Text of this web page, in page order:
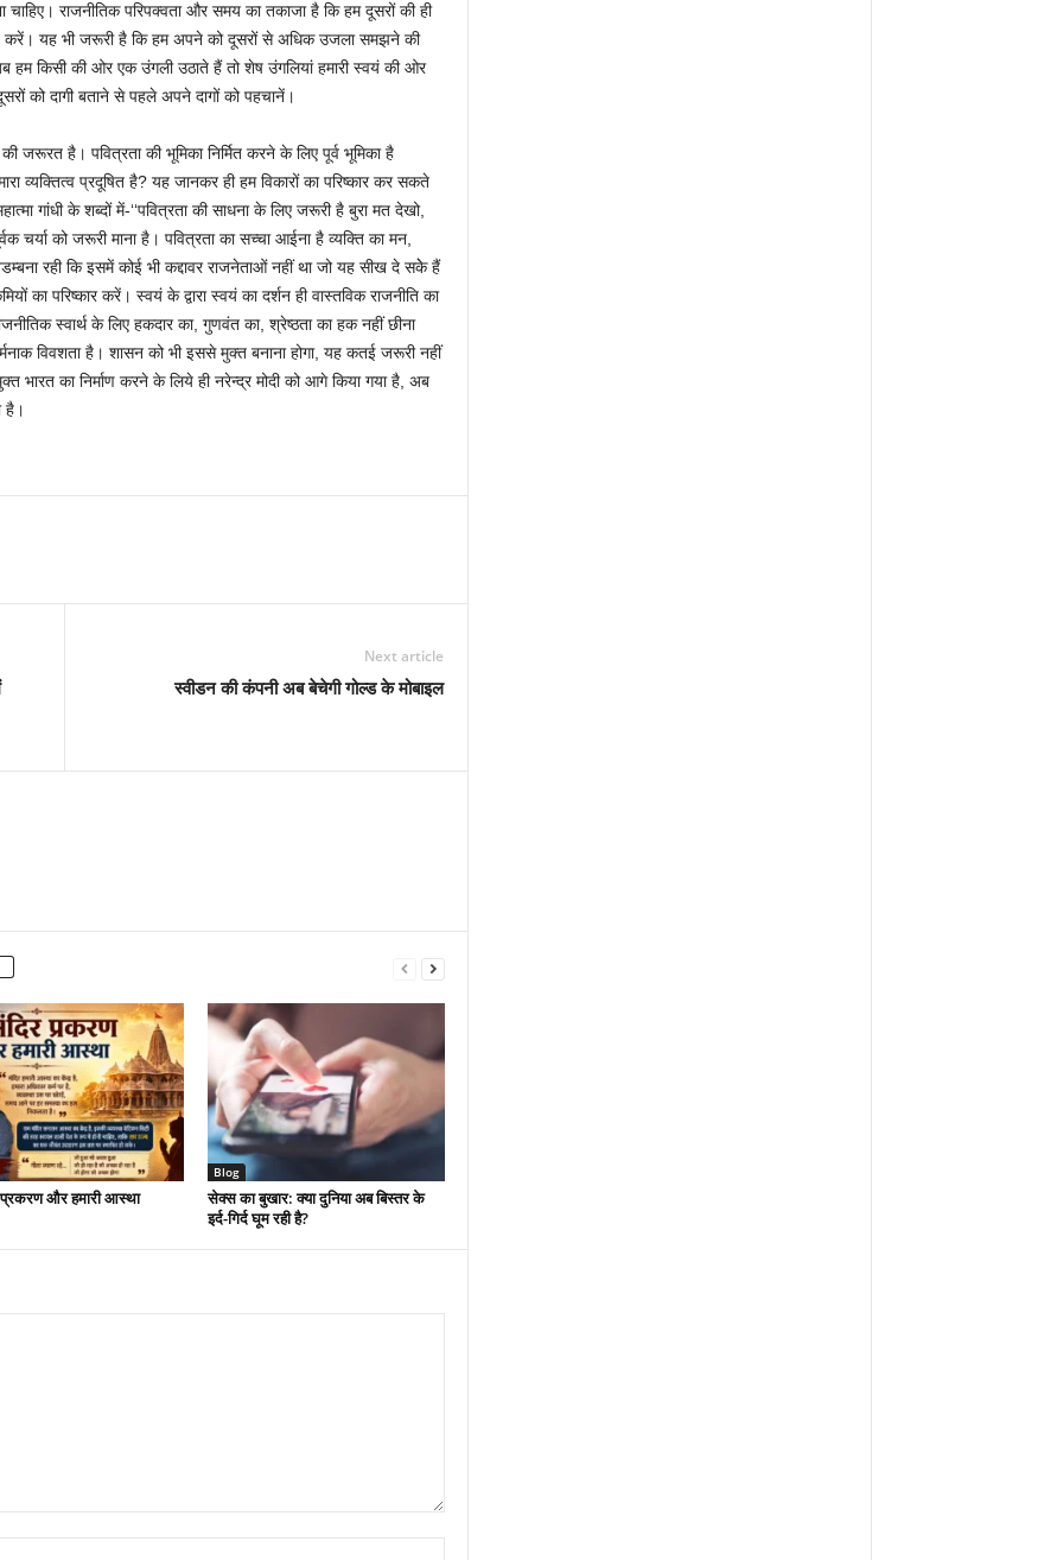
राजनीतिक परिपक्वता और समय का तकाजा है कि हम दूसरों की ही
यह भी जरूरी है कि हम अपने को दूसरों से अधिक उजला समझने की
हम किसी की ओर एक उंगली उठाते हैं तो शेष उंगलियां हमारी स्वयं की ओर
को दागी बताने से पहले अपने दागों को पहचानें।
जरूरत है। पवित्रता की भूमिका निर्मित करने के लिए पूर्व भूमिका है
व्यक्तित्व प्रदूषित है? यह जानकर ही हम विकारों का परिष्कार कर सकते
गांधी के शब्दों में-‘‘पवित्रता की साधना के लिए जरूरी है बुरा मत देखो,
चर्या को जरूरी माना है। पवित्रता का सच्चा आईना है व्यक्ति का मन,
रही कि इसमें कोई भी कद्दावर राजनेताओं नहीं था जो यह सीख दे सकेे हैं
परिष्कार करें। स्वयं के द्वारा स्वयं का दर्शन ही वास्तविक राजनीति का
स्वार्थ के लिए हकदार का, गुणवंत का, श्रेष्ठता का हक नहीं छीना
विवशता है। शासन को भी इससे मुक्त बनाना होगा, यह कतई जरूरी नहीं
भारत का निर्माण करने के लिये ही नरेन्द्र मोदी को आगे किया गया है, अब
है।
Next article
स्वीडन की कंपनी अब बेचेगी गोल्ड के मोबाइल
प्रकरण और हमारी आस्था
Blog
सेक्स का बुखार: क्या दुनिया अब बिस्तर के
इर्द-गिर्द घूम रही है?